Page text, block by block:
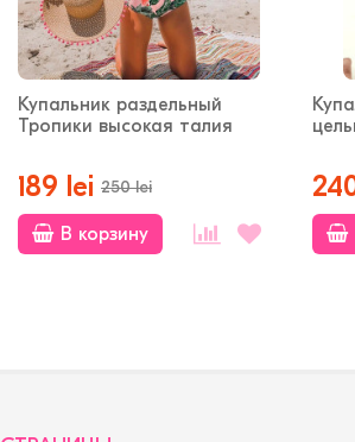
Купальник раздельный
Тропики высокая талия
189 lei 250 lei
В корзину